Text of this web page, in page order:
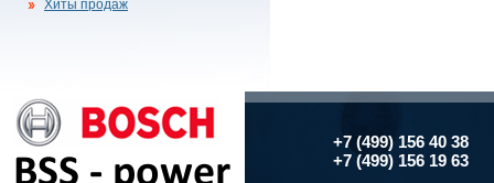
Хиты продаж
+7 (499) 156 40 38
+7 (499) 156 19 63